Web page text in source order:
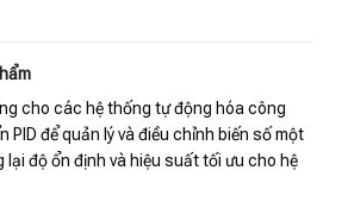
cho các hệ thống tự động hóa công
PID để quản lý và điều chỉnh biến số một
lại độ ổn định và hiệu suất tối ưu cho hệ